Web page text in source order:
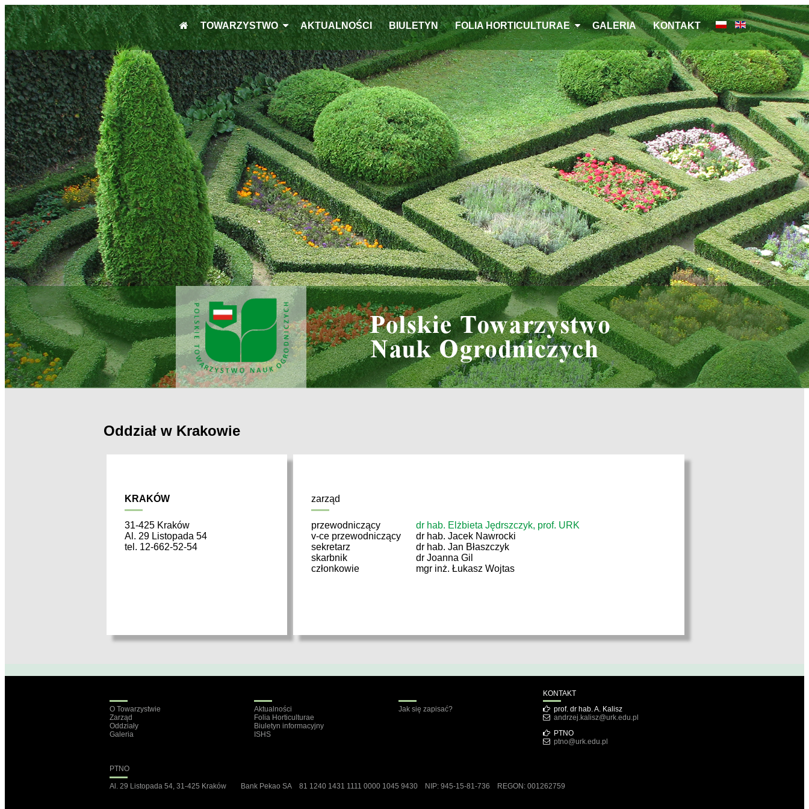
TOWARZYSTWO AKTUALNOŚCI BIULETYN FOLIA HORTICULTURAE GALERIA KONTAKT
Oddział w Krakowie
KRAKÓW
31-425 Kraków
Al. 29 Listopada 54
tel. 12-662-52-54
zarząd
przewodniczący
v-ce przewodniczący
sekretarz
skarbnik
członkowie
dr hab. Elżbieta Jędrszczyk, prof. URK
dr hab. Jacek Nawrocki
dr hab. Jan Błaszczyk
dr Joanna Gil
mgr inż. Łukasz Wojtas
KONTAKT
O Towarzystwie
Zarząd
Oddziały
Galeria
Aktualności
Folia Horticulturae
Biuletyn informacyjny
ISHS
Jak się zapisać?
prof. dr hab. A. Kalisz
andrzej.kalisz@urk.edu.pl
PTNO
ptno@urk.edu.pl
PTNO
Al. 29 Listopada 54, 31-425 Kraków Bank Pekao SA 81 1240 1431 1111 0000 1045 9430 NIP: 945-15-81-736 REGON: 001262759